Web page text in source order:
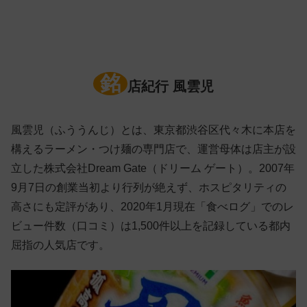
銘 店紀行 風雲児
風雲児（ふううんじ）とは、東京都渋谷区代々木に本店を
構えるラーメン・つけ麺の専門店で、運営母体は店主が設
立した株式会社Dream Gate（ドリーム ゲート）。2007年
9月7日の創業当初より行列が絶えず、ホスピタリティの
高さにも定評があり、2020年1月現在「食べログ」でのレ
ビュー件数（口コミ）は1,500件以上を記録している都内
屈指の人気店です。